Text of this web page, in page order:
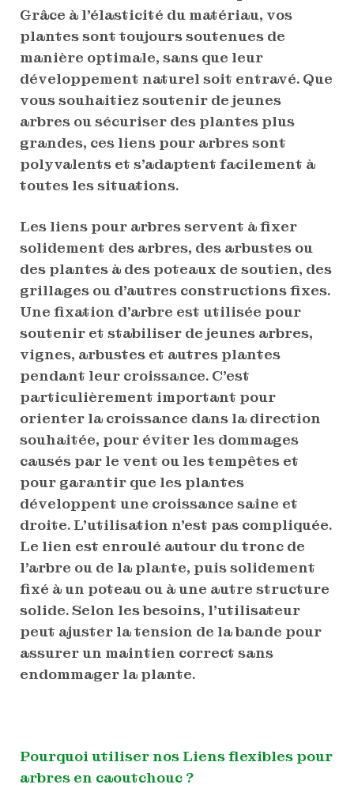
Grâce à l’élasticité du matériau, vos
plantes sont toujours soutenues de
manière optimale, sans que leur
développement naturel soit entravé. Que
vous souhaitiez soutenir de jeunes
arbres ou sécuriser des plantes plus
grandes, ces liens pour arbres sont
polyvalents et s’adaptent facilement à
toutes les situations.
Les liens pour arbres servent à fixer
solidement des arbres, des arbustes ou
des plantes à des poteaux de soutien, des
grillages ou d’autres constructions fixes.
Une fixation d’arbre est utilisée pour
soutenir et stabiliser de jeunes arbres,
vignes, arbustes et autres plantes
pendant leur croissance. C’est
particulièrement important pour
orienter la croissance dans la direction
souhaitée, pour éviter les dommages
causés par le vent ou les tempêtes et
pour garantir que les plantes
développent une croissance saine et
droite. L’utilisation n’est pas compliquée.
Le lien est enroulé autour du tronc de
l’arbre ou de la plante, puis solidement
fixé à un poteau ou à une autre structure
solide. Selon les besoins, l’utilisateur
peut ajuster la tension de la bande pour
assurer un maintien correct sans
endommager la plante.
Pourquoi utiliser nos Liens flexibles pour
arbres en caoutchouc ?